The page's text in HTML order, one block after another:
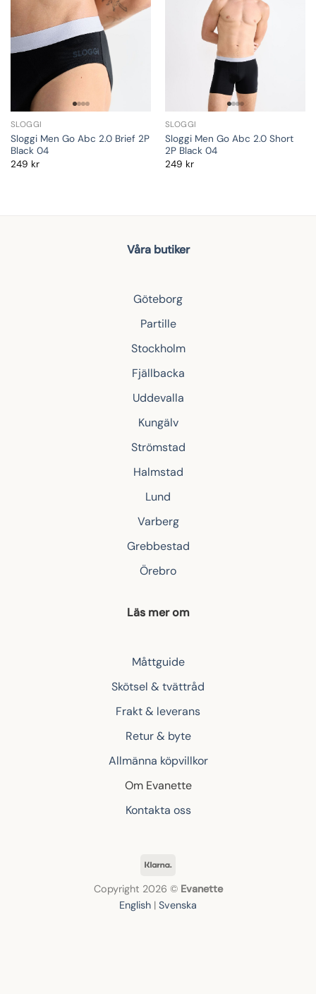
SLOGGI
Sloggi Men Go Abc 2.0 Brief 2P
Black 04
249 kr
SLOGGI
Sloggi Men Go Abc 2.0 Short
2P Black 04
249 kr
Våra butiker
Göteborg
Partille
Stockholm
Fjällbacka
Uddevalla
Kungälv
Strömstad
Halmstad
Lund
Varberg
Grebbestad
Örebro
Läs mer om
Måttguide
Skötsel & tvättråd
Frakt & leverans
Retur & byte
Allmänna köpvillkor
Om Evanette
Kontakta oss
Copyright 2026 © Evanette
English | Svenska